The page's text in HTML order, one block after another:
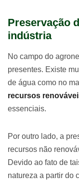
Preservação
indústria
No campo do
presentes. Existe
de água como no
recursos
essenciais.
Por outro lado, a
recursos não
Devido ao fato de
natureza a partir do